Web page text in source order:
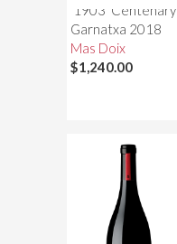
'1903' Centenary
Garnatxa 2018
Mas Doix
$1,240.00